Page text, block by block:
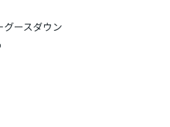
ースダウン